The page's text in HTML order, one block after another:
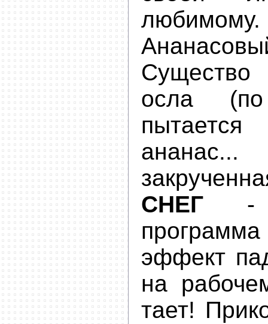
любимому.
осла (по
СНЕГ -
эффект
на
тает!